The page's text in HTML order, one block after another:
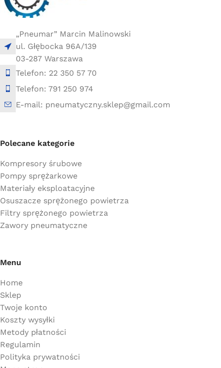
„Pneumar” Marcin Malinowski
ul. Głębocka 96A/139
03-287 Warszawa
Telefon: 22 350 57 70
Telefon: 791 250 974
E-mail: pneumatyczny.sklep@gmail.com
Polecane kategorie
Kompresory śrubowe
Pompy sprężarkowe
Materiały eksploatacyjne
Osuszacze sprężonego powietrza
Filtry sprężonego powietrza
Zawory pneumatyczne
Menu
Home
Sklep
Twoje konto
Koszty wysyłki
Metody płatności
Regulamin
Polityka prywatności